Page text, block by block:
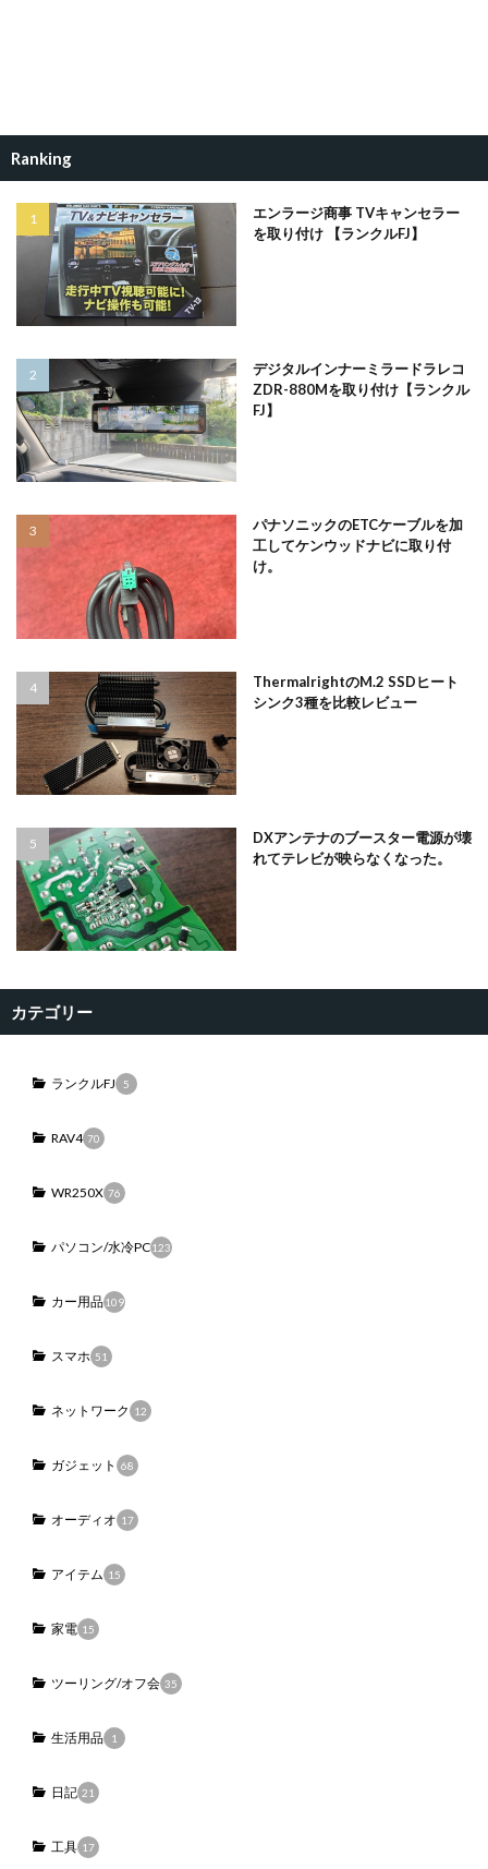
Ranking
エンラージ商事 TVキャンセラー
を取り付け 【ランクルFJ】
デジタルインナーミラードラレコ
ZDR-880Mを取り付け【ランクル
FJ】
パナソニックのETCケーブルを加
工してケンウッドナビに取り付
け。
ThermalrightのM.2 SSDヒート
シンク3種を比較レビュー
DXアンテナのブースター電源が壊
れてテレビが映らなくなった。
カテゴリー
ランクルFJ 5
RAV4 70
WR250X 76
パソコン/水冷PC123
カー用品109
スマホ 51
ネットワーク 12
ガジェット 68
オーディオ 17
アイテム 15
家電 15
ツーリング/オフ会 35
生活用品 1
日記 21
工具 17